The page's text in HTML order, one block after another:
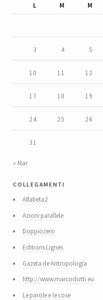
L
M M
3 4 5
10 11 12
17 18 19
24 25 26
31
« Mar
collegamenti
Alfabeta2
Azioni parallele
Doppiozero
Editions Lignes
Gazeta de Antropología
http://www.marcodotti.eu
Le parole e le cose